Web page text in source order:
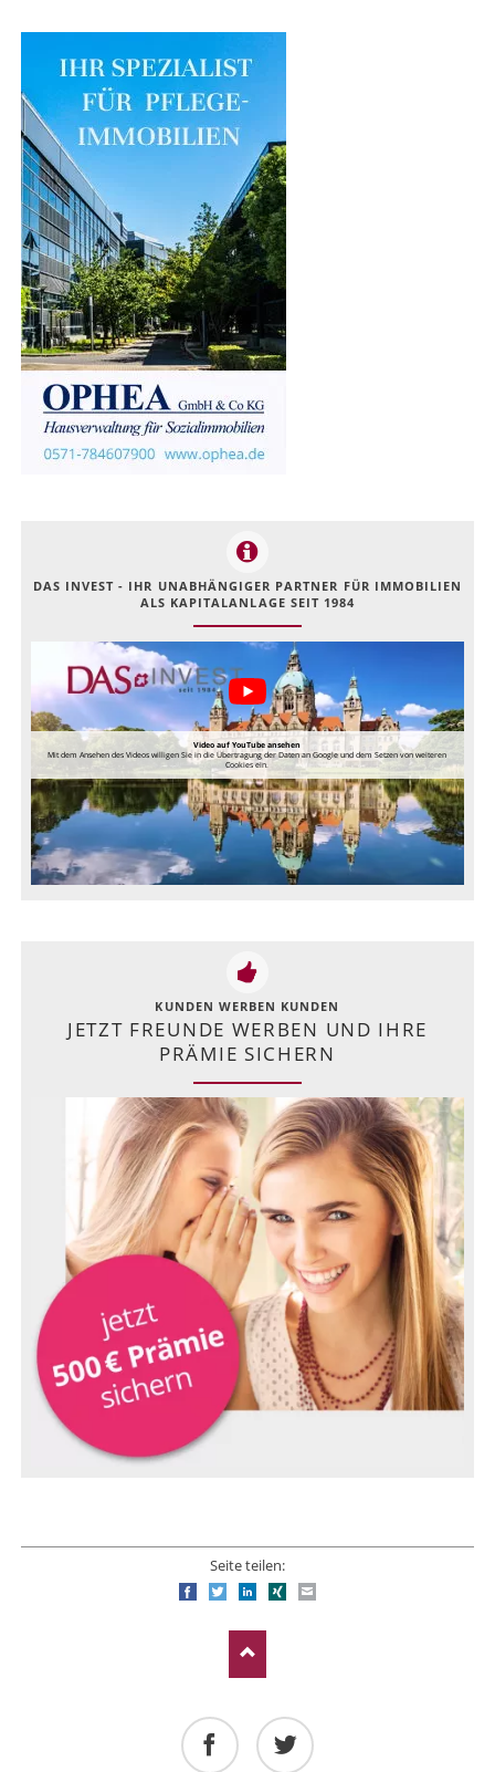
DAS INVEST - IHR UNABHÄNGIGER PARTNER FÜR IMMOBILIEN
ALS KAPITALANLAGE SEIT 1984
Video auf YouTube ansehen
Mit dem Ansehen des Videos willigen Sie in die Übertragung der Daten an Google und dem Setzen von weiteren
Cookies ein.
KUNDEN WERBEN KUNDEN
JETZT FREUNDE WERBEN UND IHRE
PRÄMIE SICHERN
Seite teilen:
FacebookTwitterLinkedIn
Xing